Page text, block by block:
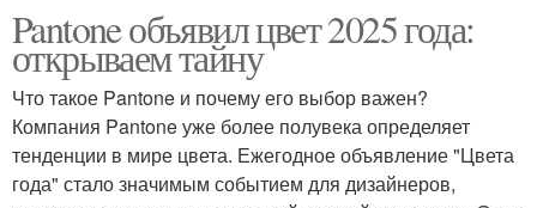
Pantone объявил цвет 2025 года:
открываем тайну
Что такое Pantone и почему его выбор важен?
Компания Pantone уже более полувека определяет
тенденции в мире цвета. Ежегодное объявление "Цвета
года" стало значимым событием для дизайнеров,